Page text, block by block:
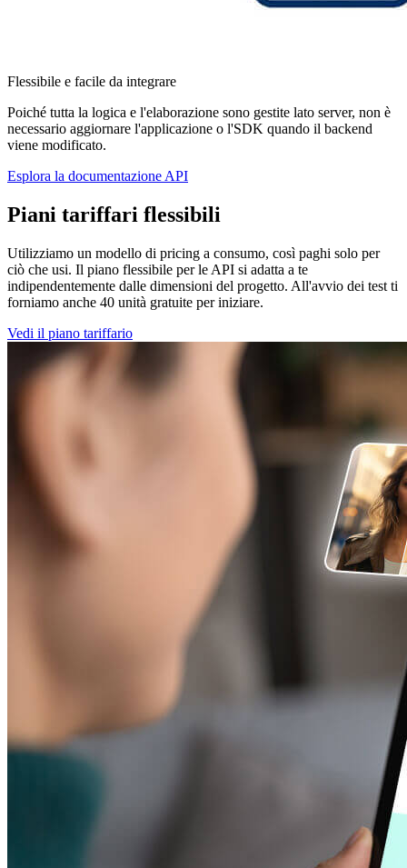
Flessibile e facile da integrare
Poiché tutta la logica e l'elaborazione sono gestite lato server, non è
necessario aggiornare l'applicazione o l'SDK quando il backend
viene modificato.
Esplora la documentazione API
Piani tariffari flessibili
Utilizziamo un modello di pricing a consumo, così paghi solo per
ciò che usi. Il piano flessibile per le API si adatta a te
indipendentemente dalle dimensioni del progetto. All'avvio dei test ti
forniamo anche 40 unità gratuite per iniziare.
Vedi il piano tariffario